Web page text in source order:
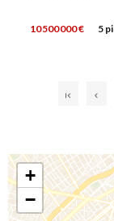
10 500 000 € 5
+
−